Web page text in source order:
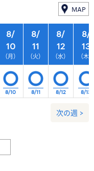
MAP
8/
10
（月）
8/
11
（火）
8/
12
（水）
8/10 8/11 8/12
8/
13
（木）
8/13
次の週 >